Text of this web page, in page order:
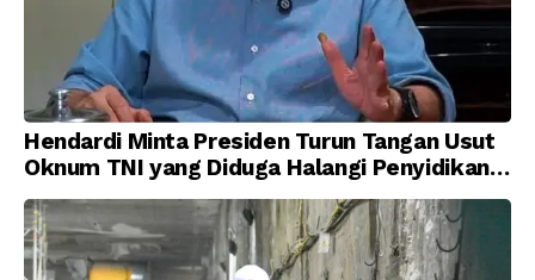
Hendardi Minta Presiden Turun Tangan Usut
Oknum TNI yang Diduga Halangi Penyidikan
Korupsi